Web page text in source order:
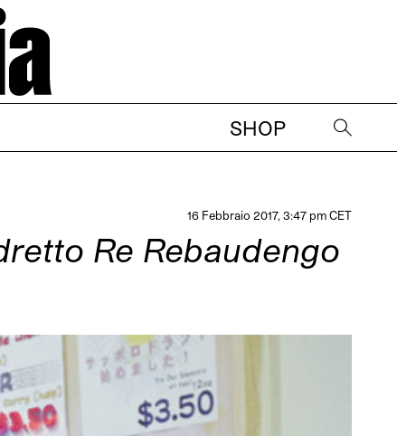
SHOP
→
16 Febbraio 2017, 3:47 pm CET
Re Rebaudengo